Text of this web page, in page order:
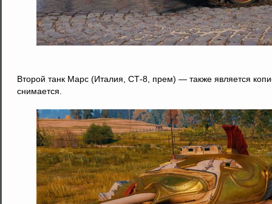
Второй танк Марс (Италия, СТ-8, прем) — также является
снимается.